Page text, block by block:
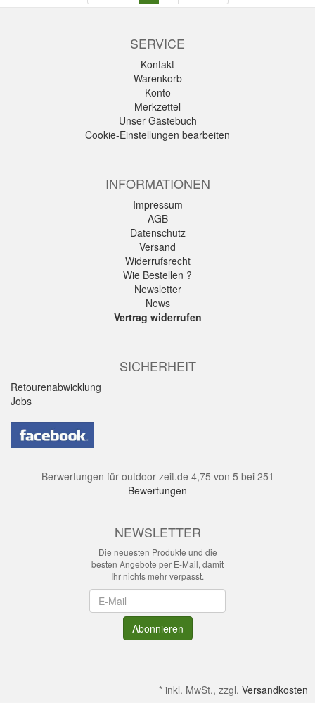
SERVICE
Kontakt
Warenkorb
Konto
Merkzettel
Unser Gästebuch
Cookie-Einstellungen bearbeiten
INFORMATIONEN
Impressum
AGB
Datenschutz
Versand
Widerrufsrecht
Wie Bestellen ?
Newsletter
News
Vertrag widerrufen
SICHERHEIT
Retourenabwicklung
Jobs
Berwertungen für outdoor-zeit.de 4,75 von 5 bei 251
Bewertungen
NEWSLETTER
Die neuesten Produkte und die
besten Angebote per E-Mail, damit
Ihr nichts mehr verpasst.
Abonnieren
* inkl. MwSt., zzgl. Versandkosten